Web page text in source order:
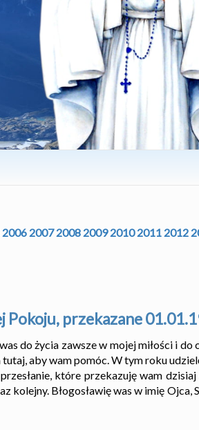
2006 2007 2008 2009 2010 2011 2012
przekazane
do życia zawsze w mojej miłości i
aby wam pomóc. W tym roku
które przekazuję wam
Błogosławię was w imię Ojca,